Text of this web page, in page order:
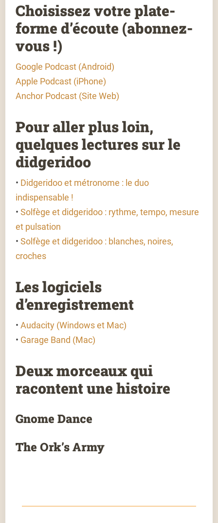
Choisissez votre plate-
forme d’écoute (abonnez-
vous !)
Google Podcast (Android)
Apple Podcast (iPhone)
Anchor Podcast (Site Web)
Pour aller plus loin,
quelques lectures sur le
didgeridoo
• Didgeridoo et métronome : le duo
indispensable !
•Solfège et didgeridoo : rythme, tempo, mesure
et pulsation
•Solfège et didgeridoo : blanches, noires,
croches
Les logiciels
d’enregistrement
•Audacity (Windows et Mac)
• Garage Band (Mac)
Deux morceaux qui
racontent une histoire
Gnome Dance
The Ork’s Army